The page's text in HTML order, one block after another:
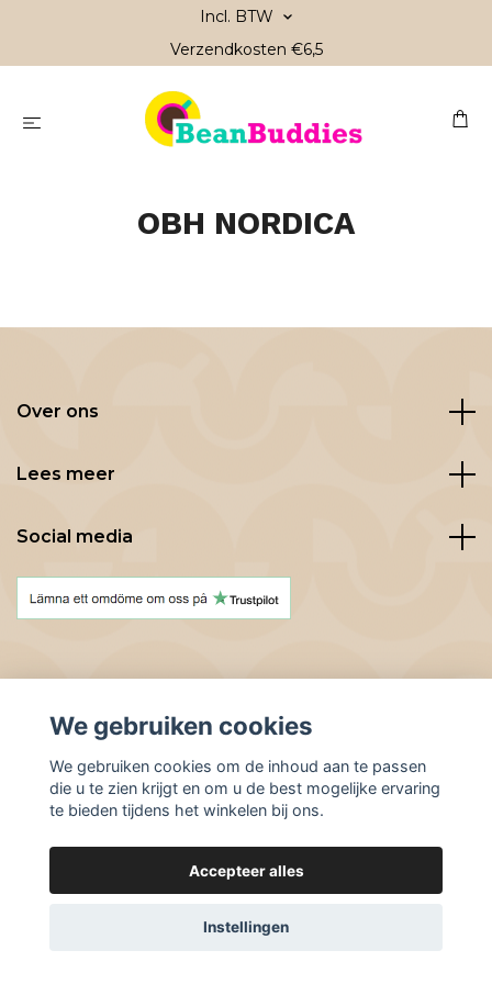
Incl. BTW
Verzendkosten €6,5
OBH NORDICA
Over ons
Lees meer
Social media
© 2026 BeanBuddies
We gebruiken cookies
We gebruiken cookies om de inhoud aan te passen
die u te zien krijgt en om u de best mogelijke ervaring
te bieden tijdens het winkelen bij ons.
Accepteer alles
Instellingen